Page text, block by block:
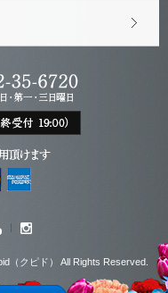
（クピド） All Rights Reserved.